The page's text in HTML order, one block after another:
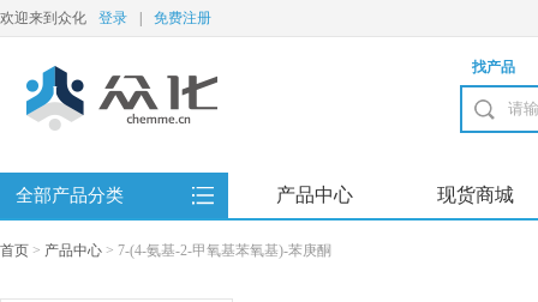
欢迎来到众化 登录 免费注册
找产品
全部产品分类 产品中心 现货商城
首页 > 产品中心 > 7-(4-氨基-2-甲氧基苯氧基)-苯庚酮